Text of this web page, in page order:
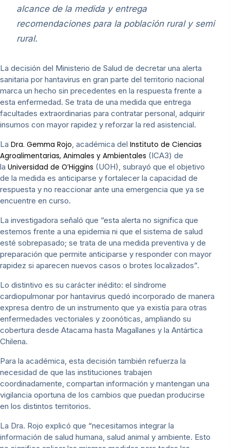
alcance de la medida y entrega
recomendaciones para la población rural y semi
rural.
La decisión del Ministerio de Salud de decretar una alerta
sanitaria por hantavirus en gran parte del territorio nacional
marca un hecho sin precedentes en la respuesta frente a
esta enfermedad. Se trata de una medida que entrega
facultades extraordinarias para contratar personal, adquirir
insumos con mayor rapidez y reforzar la red asistencial.
La Dra. Gemma Rojo, académica del Instituto de Ciencias
Agroalimentarias, Animales y Ambientales (ICA3) de
la Universidad de O’Higgins (UOH), subrayó que el objetivo
de la medida es anticiparse y fortalecer la capacidad de
respuesta y no reaccionar ante una emergencia que ya se
encuentre en curso.
La investigadora señaló que “esta alerta no significa que
estemos frente a una epidemia ni que el sistema de salud
esté sobrepasado; se trata de una medida preventiva y de
preparación que permite anticiparse y responder con mayor
rapidez si aparecen nuevos casos o brotes localizados”.
Lo distintivo es su carácter inédito: el síndrome
cardiopulmonar por hantavirus quedó incorporado de manera
expresa dentro de un instrumento que ya existía para otras
enfermedades vectoriales y zoonóticas, ampliando su
cobertura desde Atacama hasta Magallanes y la Antártica
Chilena.
Para la académica, esta decisión también refuerza la
necesidad de que las instituciones trabajen
coordinadamente, compartan información y mantengan una
vigilancia oportuna de los cambios que puedan producirse
en los distintos territorios.
La Dra. Rojo explicó que “necesitamos integrar la
información de salud humana, salud animal y ambiente. Esto